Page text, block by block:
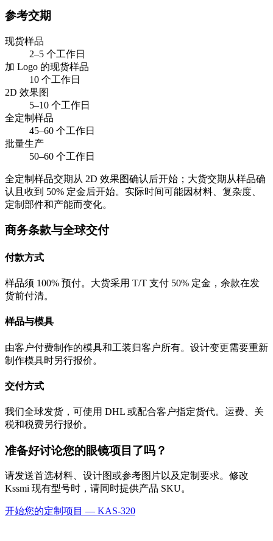
参考交期
现货样品
2–5 个工作日
加 Logo 的现货样品
10 个工作日
2D 效果图
5–10 个工作日
全定制样品
45–60 个工作日
批量生产
50–60 个工作日
全定制样品交期从 2D 效果图确认后开始；大货交期从样品确
认且收到 50% 定金后开始。实际时间可能因材料、复杂度、
定制部件和产能而变化。
商务条款与全球交付
付款方式
样品须 100% 预付。大货采用 T/T 支付 50% 定金，余款在发
货前付清。
样品与模具
由客户付费制作的模具和工装归客户所有。设计变更需要重新
制作模具时另行报价。
交付方式
我们全球发货，可使用 DHL 或配合客户指定货代。运费、关
税和税费另行报价。
准备好讨论您的眼镜项目了吗？
请发送首选材料、设计图或参考图片以及定制要求。修改
Kssmi 现有型号时，请同时提供产品 SKU。
开始您的定制项目 — KAS-320